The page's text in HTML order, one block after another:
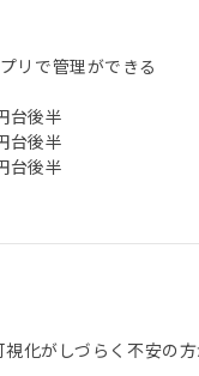
リで管理ができる
台後半
台後半
台後半
化がしづらく不安の